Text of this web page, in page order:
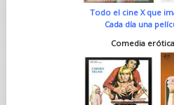
Todo el cine X que
Cada día una
Comedia